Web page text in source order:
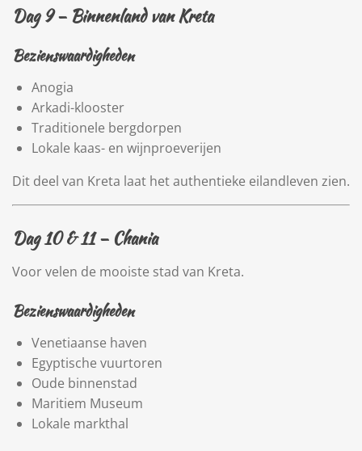
Dag 9 – Binnenland van Kreta
Bezienswaardigheden
Anogia
Arkadi-klooster
Traditionele bergdorpen
Lokale kaas- en wijnproeverijen
Dit deel van Kreta laat het authentieke eilandleven zien.
Dag 10 & 11 – Chania
Voor velen de mooiste stad van Kreta.
Bezienswaardigheden
Venetiaanse haven
Egyptische vuurtoren
Oude binnenstad
Maritiem Museum
Lokale markthal